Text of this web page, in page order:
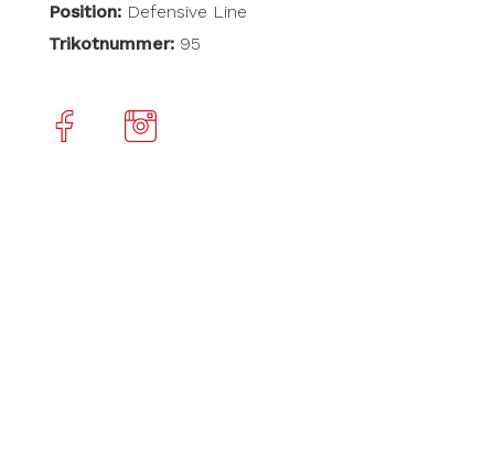
Position: Defensive Line
Trikotnummer: 95